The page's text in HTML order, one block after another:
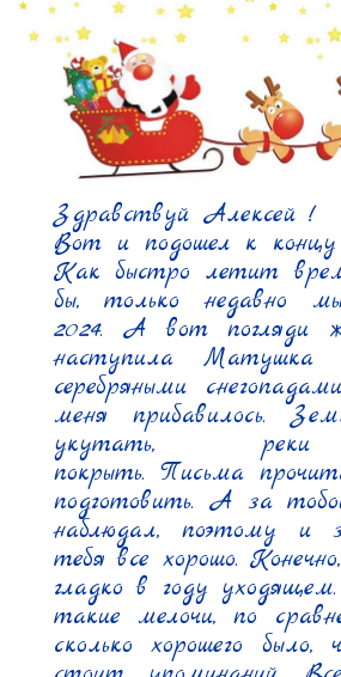
Здравствуй Алексей !
Вот и подошел к концу
Как быстро летит
бы, только недавно
2024. А вот погляди
наступила
серебряными
меня прибавилось.
укутать,
покрыть. Письма
подготовить. А за
наблюдал, поэтому и
тебя все хорошо.
гладко в году
такие мелочи, по
сколько хорошего